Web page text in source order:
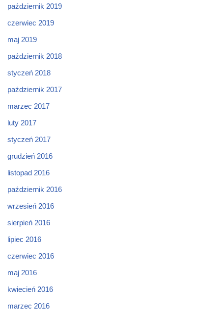
październik 2019
czerwiec 2019
maj 2019
październik 2018
styczeń 2018
październik 2017
marzec 2017
luty 2017
styczeń 2017
grudzień 2016
listopad 2016
październik 2016
wrzesień 2016
sierpień 2016
lipiec 2016
czerwiec 2016
maj 2016
kwiecień 2016
marzec 2016